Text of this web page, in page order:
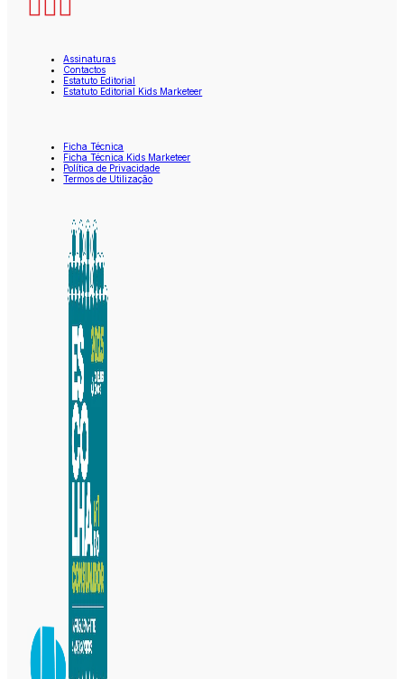
Assinaturas
Contactos
Estatuto Editorial
Estatuto Editorial Kids Marketeer
Ficha Técnica
Ficha Técnica Kids Marketeer
Política de Privacidade
Termos de Utilização